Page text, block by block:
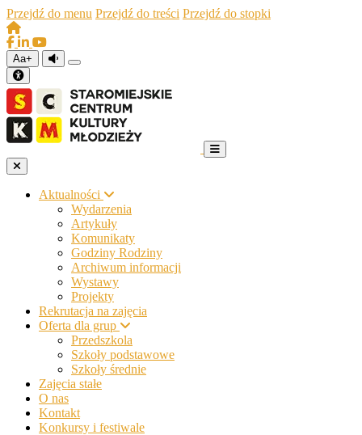
Przejdź do menu Przejdź do treści Przejdź do stopki
Aa+
Aktualności
Wydarzenia
Artykuły
Komunikaty
Godziny Rodziny
Archiwum informacji
Wystawy
Projekty
Rekrutacja na zajęcia
Oferta dla grup
Przedszkola
Szkoły podstawowe
Szkoły średnie
Zajęcia stałe
O nas
Kontakt
Konkursy i festiwale